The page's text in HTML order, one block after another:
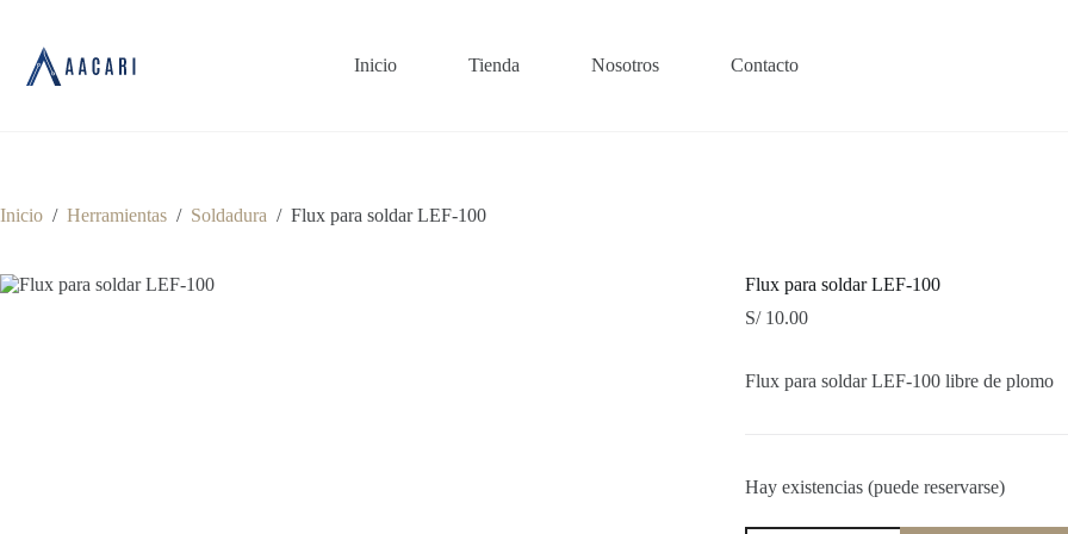
contenido
Inicio Tienda Nosotros Contacto
Inicio / Herramientas / Soldadura / Flux para soldar LEF-100
Flux para soldar LEF-100
S/10.00
Flux para soldar LEF-100 libre de plomo
Hay existencias (puede reservarse)